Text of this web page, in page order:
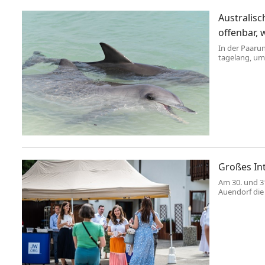
offenbar,
In der
tagelang,
Weibchen
Großes
Am 30. und
Auendorf